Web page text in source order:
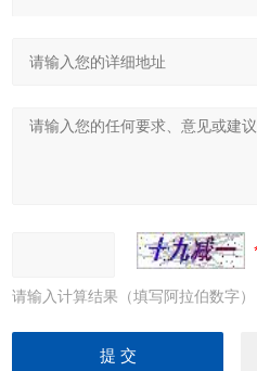
请输入计算结果（填写阿拉伯数字